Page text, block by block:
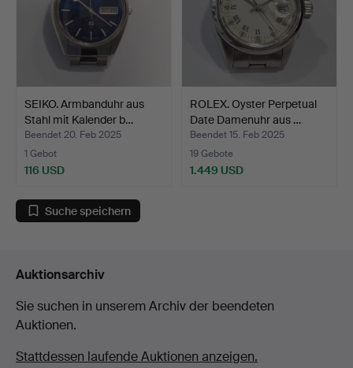
SEIKO. Armbanduhr aus
Stahl mit Kalender b…
Beendet 20. Feb 2025
1 Gebot
116 USD
ROLEX. Oyster Perpetual
Date Damenuhr aus …
Beendet 15. Feb 2025
19 Gebote
1.449 USD
Suche speichern
Auktionsarchiv
Sie suchen in unserem Archiv der beendeten
Auktionen.
Stattdessen laufende Auktionen anzeigen.